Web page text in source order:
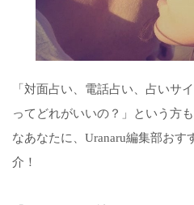
「対面占い、電話占い、占いサ
ってどれがいいの？」という方
なあなたに、Uranaru編集部おす
介！